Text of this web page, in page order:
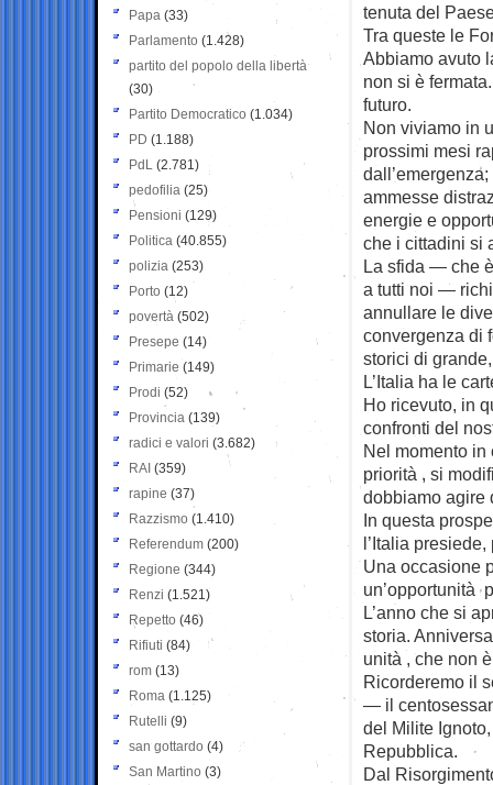
tenuta del
Tra queste le
Abbiamo avuto
non si è
futuro.
Non viviamo in
prossimi mesi
ammesse
energie e
che i cittadini si
La sfida — che
a tutti noi —
annullare le
convergenza di
storici di
L’Italia ha le
Ho ricevuto, in
confronti del
Nel momento in
priorità , si
dobbiamo agire
In questa
l’Italia
Una occasione
un’opportunità
L’anno che si
storia.
unità , che non
Ricorderemo il
— il
del Milite
Repubblica.
Dal
Papa (33)
Parlamento (1.428)
partito del popolo della libertà
(30)
Partito Democratico (1.034)
PD (1.188)
PdL (2.781)
pedofilia (25)
Pensioni (129)
Politica (40.855)
polizia (253)
Porto (12)
povertà (502)
Presepe (14)
Primarie (149)
Prodi (52)
Provincia (139)
radici e valori (3.682)
RAI (359)
rapine (37)
Razzismo (1.410)
Referendum (200)
Regione (344)
Renzi (1.521)
Repetto (46)
Rifiuti (84)
rom (13)
Roma (1.125)
Rutelli (9)
san gottardo (4)
San Martino (3)